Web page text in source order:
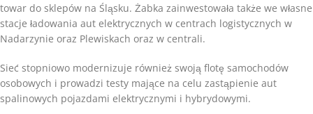
towar do sklepów na Śląsku. Żabka zainwestowała także we własne
stacje ładowania aut elektrycznych w centrach logistycznych w
Nadarzynie oraz Plewiskach oraz w centrali.
Sieć stopniowo modernizuje również swoją flotę samochodów
osobowych i prowadzi testy mające na celu zastąpienie aut
spalinowych pojazdami elektrycznymi i hybrydowymi.